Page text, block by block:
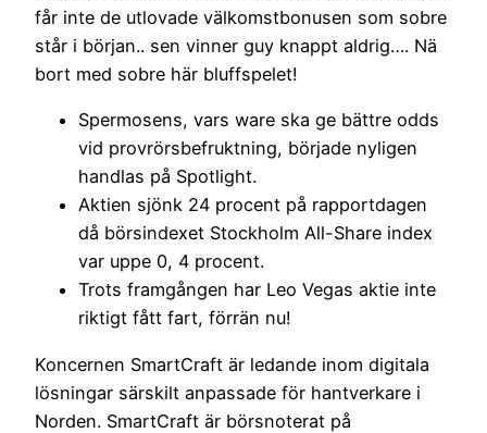
får inte de utlovade välkomstbonusen som sobre
står i början.. sen vinner guy knappt aldrig…. Nä
bort med sobre här bluffspelet!
Spermosens, vars ware ska ge bättre odds
vid provrörsbefruktning, började nyligen
handlas på Spotlight.
Aktien sjönk 24 procent på rapportdagen
då börsindexet Stockholm All-Share index
var uppe 0, 4 procent.
Trots framgången har Leo Vegas aktie inte
riktigt fått fart, förrän nu!
Koncernen SmartCraft är ledande inom digitala
lösningar särskilt anpassade för hantverkare i
Norden. SmartCraft är börsnoterat på